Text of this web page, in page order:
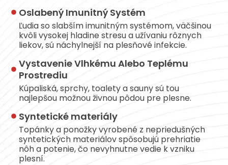
Oslabený Imunitný Systém
Ľudia so slabším imunitným systémom, väčšinou
kvôli vysokej hladine stresu a užívaniu rôznych
liekov, sú náchylnejší na plesňové infekcie.
Vystavenie Vlhkému Alebo Teplému
Prostrediu
Kúpaliská, sprchy, toalety a sauny sú tou
najlepšou možnou živnou pôdou pre plesne.
Syntetické materiály
Topánky a ponožky vyrobené z nepriedušných
syntetických materiálov spôsobujú prehriatie
nôh a potenie, čo nevyhnutne vedie k vzniku
plesní.